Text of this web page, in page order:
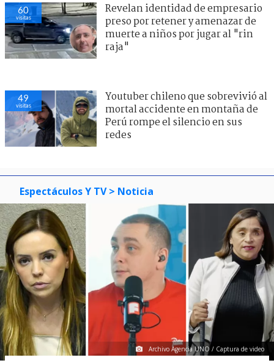
60
visitas
Revelan identidad de empresario
preso por retener y amenazar de
muerte a niños por jugar al "rin
raja"
49
visitas
Youtuber chileno que sobrevivió al
mortal accidente en montaña de
Perú rompe el silencio en sus
redes
Espectáculos Y TV > Noticia
Archivo Agencia UNO / Captura de video